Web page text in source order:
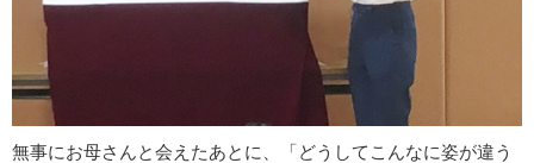
無事にお母さんと会えたあとに、「どうしてこんなに姿が違う